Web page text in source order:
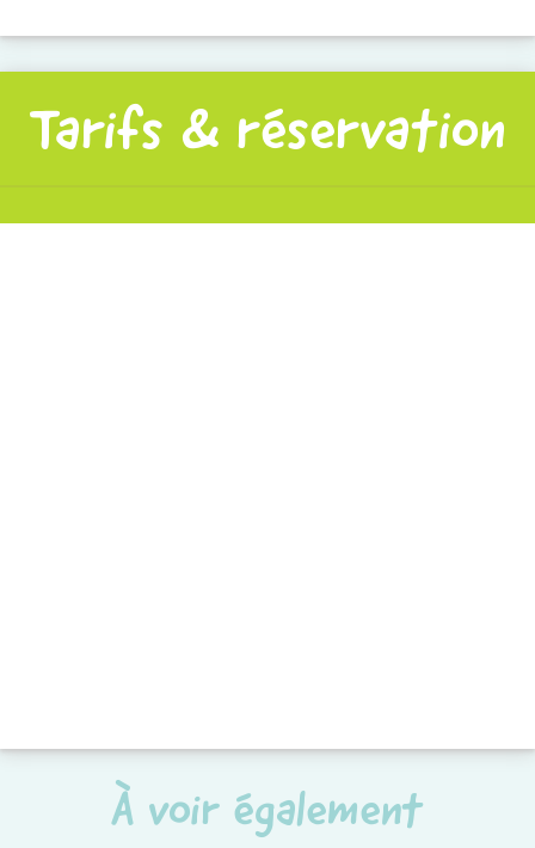
Tarifs & réservation
À voir également